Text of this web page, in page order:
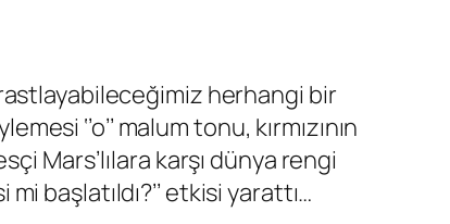
herhangi bir
‘’o’’ malum tonu, kırmızının
Mars’lılara karşı dünya rengi
başlatıldı?’’ etkisi yarattı…